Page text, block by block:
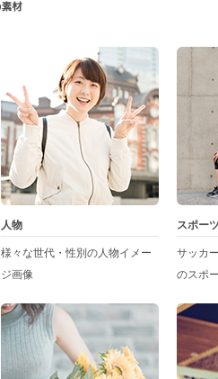
人物
様々な世代・性別の人物イメー
ジ画像
スポー
サッカ
のスポ